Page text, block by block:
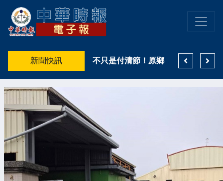
新聞快訊 不只是付清節！原鄉天籟致敬「警界鐵漢」！高市警少年隊融了波麗士爸爸的心